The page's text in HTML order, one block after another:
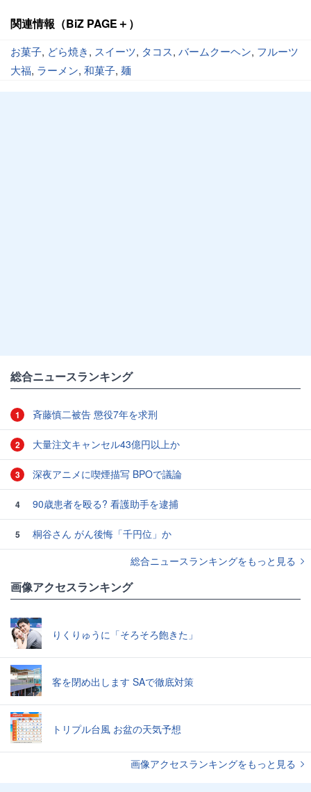
関連情報（BiZ PAGE＋）
お菓子, どら焼き, スイーツ, タコス, バームクーヘン, フルーツ
大福, ラーメン, 和菓子, 麺
総合ニュースランキング
1 斉藤慎二被告 懲役7年を求刑
2 大量注文キャンセル43億円以上か
3 深夜アニメに喫煙描写 BPOで議論
4 90歳患者を殴る? 看護助手を逮捕
5
桐谷さん がん後悔「千円位」か
総合ニュースランキングをもっと見る
画像アクセスランキング
りくりゅうに「そろそろ飽きた」
客を閉め出します SAで徹底対策
トリプル台風 お盆の天気予想
画像アクセスランキングをもっと見る